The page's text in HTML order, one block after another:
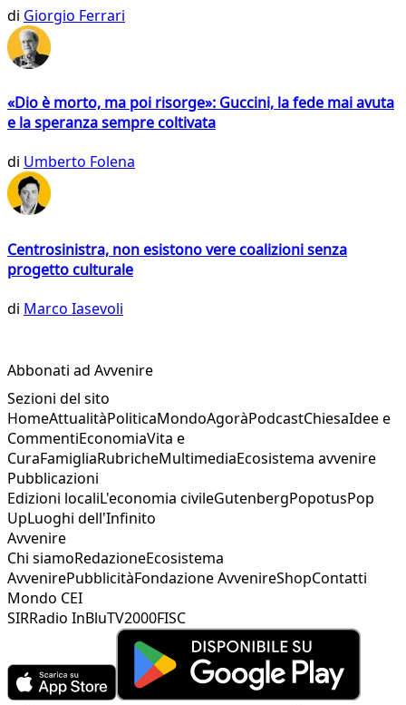
di Giorgio Ferrari
«Dio è morto, ma poi risorge»: Guccini, la fede mai avuta
e la speranza sempre coltivata
di Umberto Folena
Centrosinistra, non esistono vere coalizioni senza
progetto culturale
di Marco Iasevoli
Abbonati ad Avvenire
Sezioni del sito
HomeAttualitàPoliticaMondoAgoràPodcastChiesaIdee e
CommentiEconomiaVita e
CuraFamigliaRubricheMultimediaEcosistema avvenire
Pubblicazioni
Edizioni localiL'economia civileGutenbergPopotusPop
UpLuoghi dell'Infinito
Avvenire
Chi siamoRedazioneEcosistema
AvvenirePubblicitàFondazione AvvenireShopContatti
Mondo CEI
SIRRadio InBluTV2000FISC